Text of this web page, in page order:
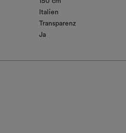
Italien
Transparenz
Ja